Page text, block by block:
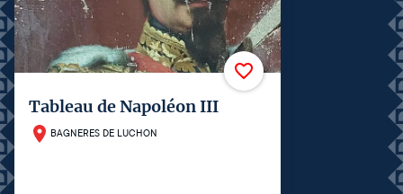
Tableau de Napoléon III
BAGNERES DE LUCHON